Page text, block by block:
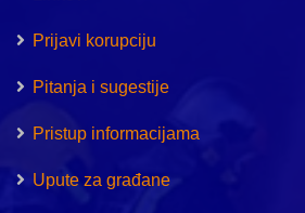
Prijavi korupciju
Pitanja i sugestije
Pristup informacijama
Upute za građane